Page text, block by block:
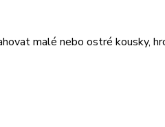
malé nebo ostré kousky,